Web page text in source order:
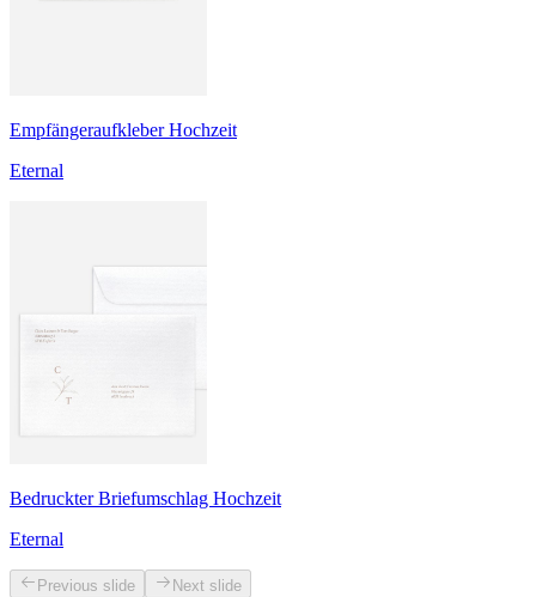
Empfängeraufkleber Hochzeit
Eternal
Bedruckter Briefumschlag Hochzeit
Eternal
Previous slide Next slide